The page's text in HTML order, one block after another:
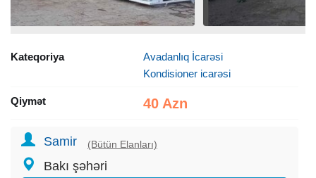
Kateqoriya
Avadanlıq İcarəsi
Kondisioner icarəsi
Qiymət 40 Azn
Samir (Bütün Elanları)
Bakı şəhəri